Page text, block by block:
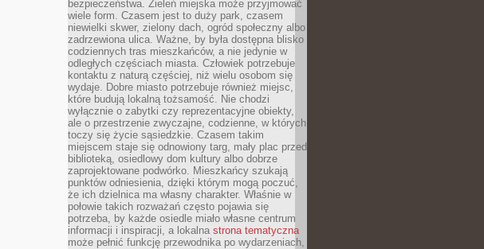
bezpieczeństwa. Zieleń miejska może przyjmować
wiele form. Czasem jest to duży park, czasem
niewielki skwer, zielony dach, ogród społeczny albo
zadrzewiona ulica. Ważne, by była dostępna blisko
codziennych tras mieszkańców, a nie jedynie w
odległych częściach miasta. Człowiek potrzebuje
kontaktu z naturą częściej, niż wielu osobom się
wydaje. Dobre miasto potrzebuje również miejsc,
które budują lokalną tożsamość. Nie chodzi
wyłącznie o zabytki czy reprezentacyjne obiekty,
ale o przestrzenie zwyczajne, codzienne, w których
toczy się życie sąsiedzkie. Czasem takim
miejscem staje się odnowiony targ, mały plac przed
biblioteką, osiedlowy dom kultury albo dobrze
zaprojektowane podwórko. Mieszkańcy szukają
punktów odniesienia, dzięki którym mogą poczuć,
że ich dzielnica ma własny charakter. Właśnie w
połowie takich rozważań często pojawia się
potrzeba, by każde osiedle miało własne centrum
informacji i inspiracji, a lokalna strona tematyczna
może pełnić funkcję przewodnika po wydarzeniach,